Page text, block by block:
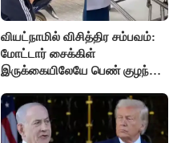
வியட்நாமில் விசித்திர சம்பவம்:
மோட்டார் சைக்கிள்
இருக்கையிலேயே பெண் குழந்தை